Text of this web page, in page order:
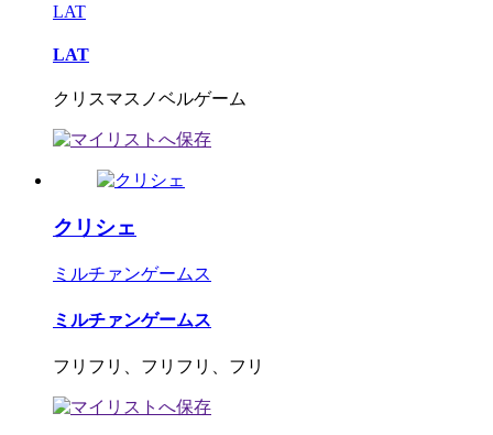
LAT
LAT
クリスマスノベルゲーム
クリシェ
ミルチァンゲームス
ミルチァンゲームス
フリフリ、フリフリ、フリ